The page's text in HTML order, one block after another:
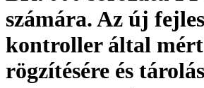
számára. Az új
kontroller által
rögzítésére és